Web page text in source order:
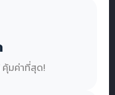
คุ้มค่าที่สุด!